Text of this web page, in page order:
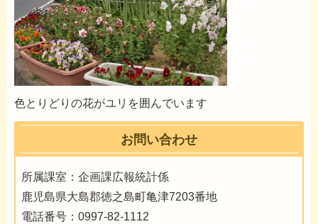
色とりどりの花がユリを囲んでいます
お問い合わせ
所属課室：企画課広報統計係
鹿児島県大島郡徳之島町亀津7203番地
電話番号：0997-82-1112